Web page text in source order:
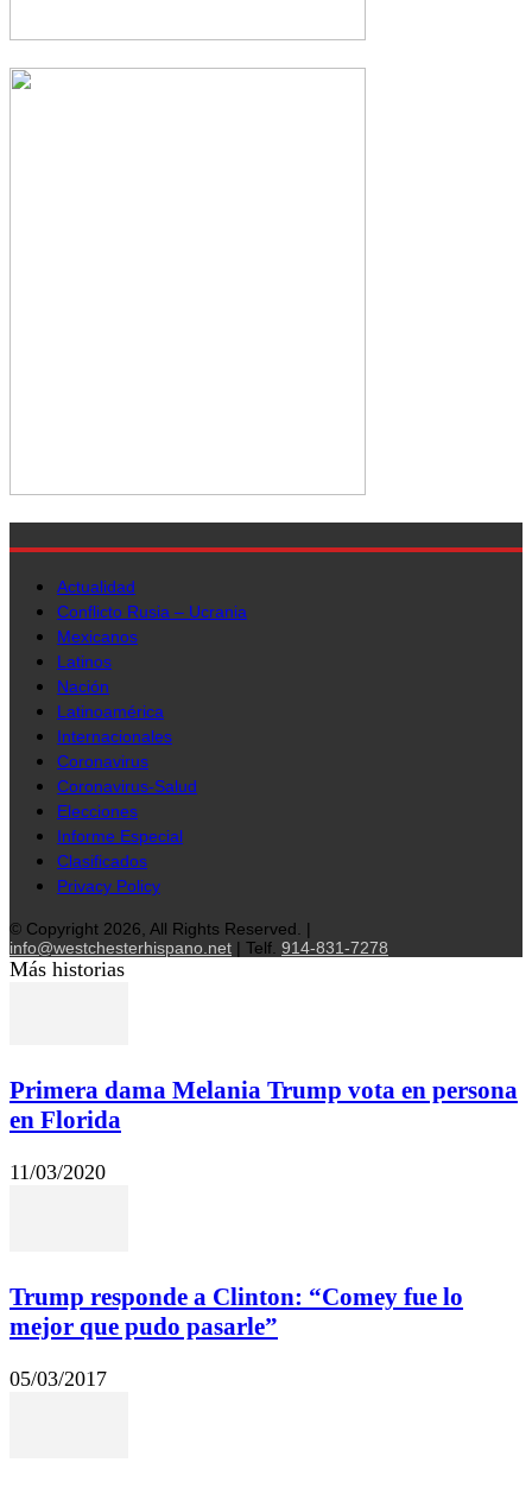
Actualidad
Conflicto Rusia – Ucrania
Mexicanos
Latinos
Nación
Latinoamérica
Internacionales
Coronavirus
Coronavirus-Salud
Elecciones
Informe Especial
Clasificados
Privacy Policy
© Copyright 2026, All Rights Reserved. |
info@westchesterhispano.net | Telf. 914-831-7278
Más historias
Primera dama Melania Trump vota en persona
en Florida
11/03/2020
Trump responde a Clinton: “Comey fue lo
mejor que pudo pasarle”
05/03/2017